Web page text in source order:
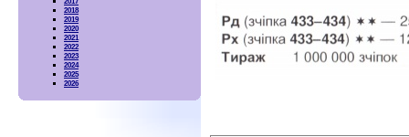
2018
2019
2020
2021
2022
2023
2024
2025
2026